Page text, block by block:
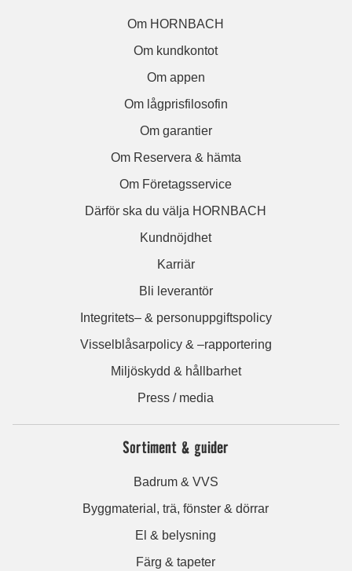
Om HORNBACH
Om kundkontot
Om appen
Om lågprisfilosofin
Om garantier
Om Reservera & hämta
Om Företagsservice
Därför ska du välja HORNBACH
Kundnöjdhet
Karriär
Bli leverantör
Integritets– & personuppgiftspolicy
Visselblåsarpolicy & –rapportering
Miljöskydd & hållbarhet
Press / media
Sortiment & guider
Badrum & VVS
Byggmaterial, trä, fönster & dörrar
El & belysning
Färg & tapeter